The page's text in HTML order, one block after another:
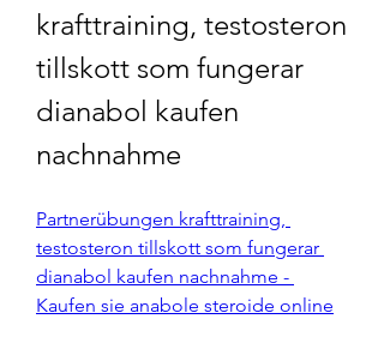
krafttraining, testosteron
tillskott som fungerar
dianabol kaufen
nachnahme
Partnerübungen krafttraining,
testosteron tillskott som fungerar
dianabol kaufen nachnahme -
Kaufen sie anabole steroide online